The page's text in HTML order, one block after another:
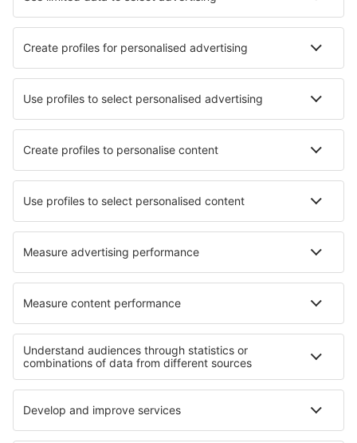
Attrazioni
Eventi sportivi
Scopri di più
Applicazione mobile
Compagnie aeree
Ryanair
easyJet
Wizz Air
Volotea
Vueling
Informazioni su eSky
Termini e condizioni
Le mie prenotazioni
Informativa privacy
Assistenza e contatti